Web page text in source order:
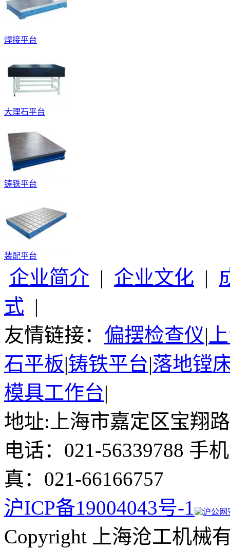
焊接平台
大理石平台
铸铁平台
装配平台
企业简介 | 企业文化 |
式 |
友情链接： 偏摆检查仪|
石平板|铸铁平台|落地镗
模具工作台|
地址:上海市嘉定区宝翔
电话：021-56339788 手
真：021-66166757
沪ICP备19004043号-1
沪公网
Copyright 上海沧工机械